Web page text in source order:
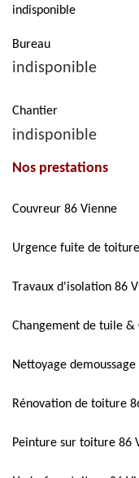
indisponible
Bureau
indisponible
Chantier
indisponible
Nos prestations
Couvreur 86 Vienne
Urgence fuite de
Travaux d'isolation 86
Changement de tuile &
Nettoyage
Rénovation de toiture
Peinture sur toiture 86